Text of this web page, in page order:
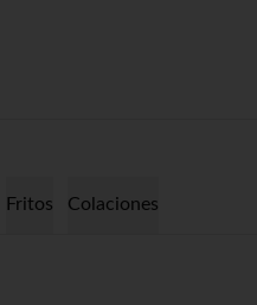
Fritos Colaciones